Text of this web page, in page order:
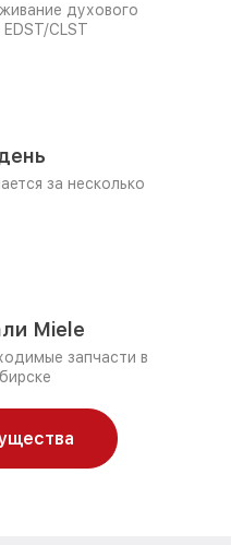
духового
CLST
за несколько
Miele
запчасти в